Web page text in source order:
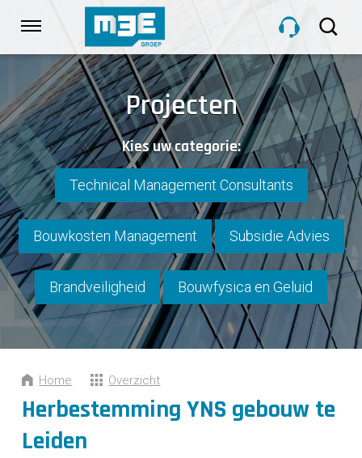
links
Spring
naar
de
inhoud
Spring
naar
navigatie
HOME
DIENSTEN
PROJECTEN
OVER M3E
NIEUWS
CONTACT
Projecten
Kies uw categorie:
Technical Management Consultants
Bouwkosten Management Subsidie Advies
Brandveiligheid Bouwfysica en Geluid
Home Overzicht
Herbestemming YNS gebouw te
Leiden